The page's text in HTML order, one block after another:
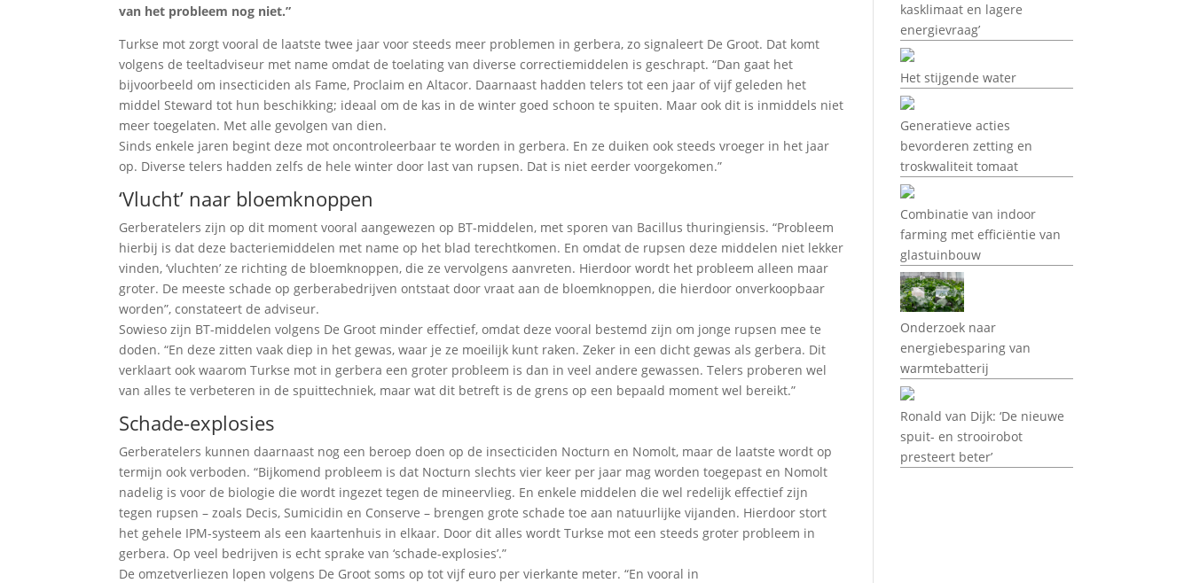
van het probleem nog niet.”
Turkse mot zorgt vooral de laatste twee jaar voor steeds meer problemen in gerbera, zo signaleert De Groot. Dat komt
volgens de teeltadviseur met name omdat de toelating van diverse correctiemiddelen is geschrapt. “Dan gaat het
bijvoorbeeld om insecticiden als Fame, Proclaim en Altacor. Daarnaast hadden telers tot een jaar of vijf geleden het
middel Steward tot hun beschikking; ideaal om de kas in de winter goed schoon te spuiten. Maar ook dit is inmiddels niet
meer toegelaten. Met alle gevolgen van dien.
Sinds enkele jaren begint deze mot oncontroleerbaar te worden in gerbera. En ze duiken ook steeds vroeger in het jaar
op. Diverse telers hadden zelfs de hele winter door last van rupsen. Dat is niet eerder voorgekomen.”
‘Vlucht’ naar bloemknoppen
Gerberatelers zijn op dit moment vooral aangewezen op BT-middelen, met sporen van Bacillus thuringiensis. “Probleem
hierbij is dat deze bacteriemiddelen met name op het blad terechtkomen. En omdat de rupsen deze middelen niet lekker
vinden, ‘vluchten’ ze richting de bloemknoppen, die ze vervolgens aanvreten. Hierdoor wordt het probleem alleen maar
groter. De meeste schade op gerberabedrijven ontstaat door vraat aan de bloemknoppen, die hierdoor onverkoopbaar
worden”, constateert de adviseur.
Sowieso zijn BT-middelen volgens De Groot minder effectief, omdat deze vooral bestemd zijn om jonge rupsen mee te
doden. “En deze zitten vaak diep in het gewas, waar je ze moeilijk kunt raken. Zeker in een dicht gewas als gerbera. Dit
verklaart ook waarom Turkse mot in gerbera een groter probleem is dan in veel andere gewassen. Telers proberen wel
van alles te verbeteren in de spuittechniek, maar wat dit betreft is de grens op een bepaald moment wel bereikt.”
Schade-explosies
Gerberatelers kunnen daarnaast nog een beroep doen op de insecticiden Nocturn en Nomolt, maar de laatste wordt op
termijn ook verboden. “Bijkomend probleem is dat Nocturn slechts vier keer per jaar mag worden toegepast en Nomolt
nadelig is voor de biologie die wordt ingezet tegen de mineervlieg. En enkele middelen die wel redelijk effectief zijn
tegen rupsen – zoals Decis, Sumicidin en Conserve – brengen grote schade toe aan natuurlijke vijanden. Hierdoor stort
het gehele IPM-systeem als een kaartenhuis in elkaar. Door dit alles wordt Turkse mot een steeds groter probleem in
gerbera. Op veel bedrijven is echt sprake van ‘schade-explosies’.”
De omzetverliezen lopen volgens De Groot soms op tot vijf euro per vierkante meter. “En vooral in
kasklimaat en lagere
energievraag’
Het stijgende water
Generatieve acties
bevorderen zetting en
troskwaliteit tomaat
Combinatie van indoor
farming met efficiëntie van
glastuinbouw
Onderzoek naar
energiebesparing van
warmtebatterij
Ronald van Dijk: ‘De nieuwe
spuit- en strooirobot
presteert beter’